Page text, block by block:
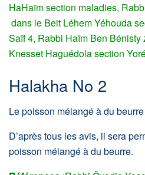
HaHaïm section maladies,
dans le Beit Léhem Yéhouda
Saïf 4, Rabbi Haïm Ben Bénisty
Knesset Haguédola section
Halakha No 2
Le poisson mélangé à du
D’après tous les avis, il sera
poisson mélangé à du beurre.